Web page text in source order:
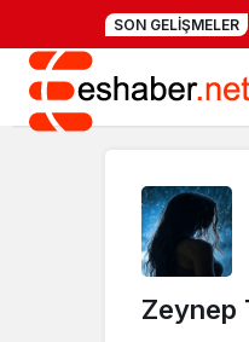
SON GELIŞMELER
Zeynep